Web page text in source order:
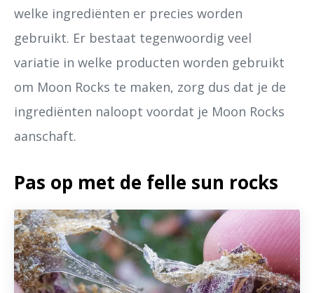
welke ingrediënten er precies worden
gebruikt. Er bestaat tegenwoordig veel
variatie in welke producten worden gebruikt
om Moon Rocks te maken, zorg dus dat je de
ingrediënten naloopt voordat je Moon Rocks
aanschaft.
Pas op met de felle sun rocks